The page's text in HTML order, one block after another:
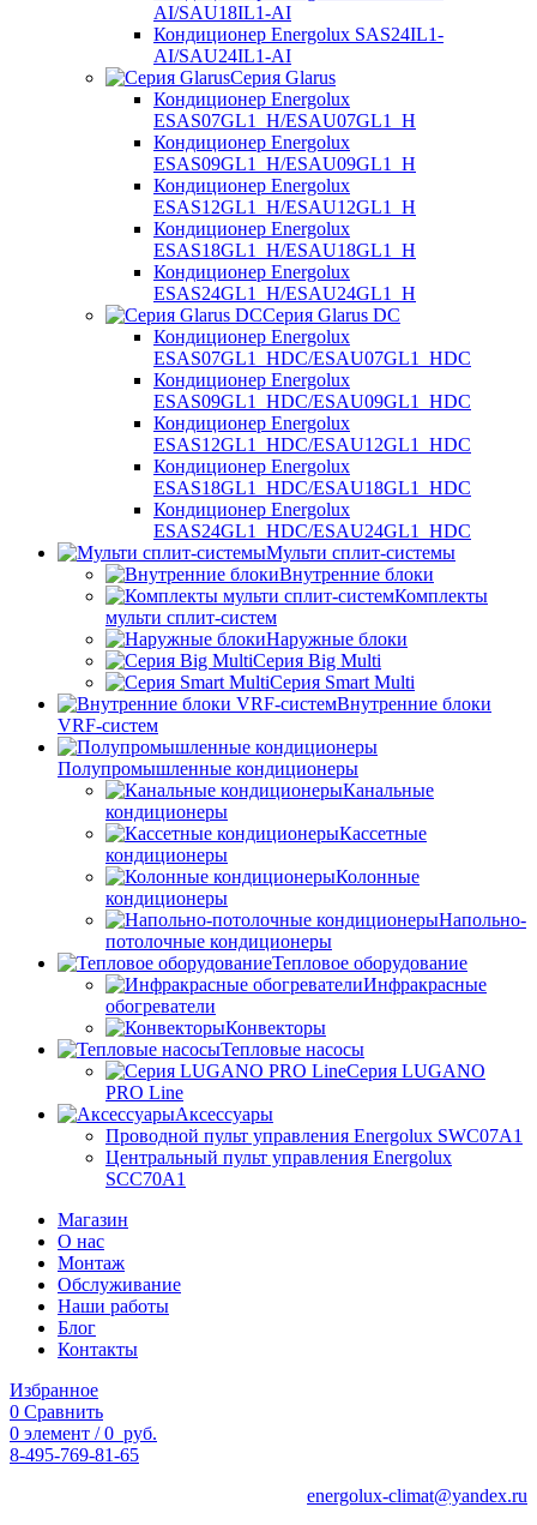
AI/SAU18IL1-AI
Кондиционер Energolux SAS24IL1-
AI/SAU24IL1-AI
Серия Glarus
Кондиционер Energolux
ESAS07GL1_H/ESAU07GL1_H
Кондиционер Energolux
ESAS09GL1_H/ESAU09GL1_H
Кондиционер Energolux
ESAS12GL1_H/ESAU12GL1_H
Кондиционер Energolux
ESAS18GL1_H/ESAU18GL1_H
Кондиционер Energolux
ESAS24GL1_H/ESAU24GL1_H
Серия Glarus DC
Кондиционер Energolux
ESAS07GL1_HDC/ESAU07GL1_HDC
Кондиционер Energolux
ESAS09GL1_HDC/ESAU09GL1_HDC
Кондиционер Energolux
ESAS12GL1_HDC/ESAU12GL1_HDC
Кондиционер Energolux
ESAS18GL1_HDC/ESAU18GL1_HDC
Кондиционер Energolux
ESAS24GL1_HDC/ESAU24GL1_HDC
Мульти сплит-системы
Внутренние блоки
Комплекты
мульти сплит-систем
Наружные блоки
Серия Big Multi
Серия Smart Multi
Внутренние блоки
VRF-систем
Полупромышленные кондиционеры
Канальные
кондиционеры
Кассетные
кондиционеры
Колонные
кондиционеры
Напольно-
потолочные кондиционеры
Тепловое оборудование
Инфракрасные
обогреватели
Конвекторы
Тепловые насосы
Серия LUGANO
PRO Line
Аксессуары
Проводной пульт управления Energolux SWC07A1
Центральный пульт управления Energolux
SCC70A1
Магазин
О нас
Монтаж
Обслуживание
Наши работы
Блог
Контакты
Избранное
0 Сравнить
0 элемент / 0 руб.
8-495-769-81-65
energolux-climat@yandex.ru